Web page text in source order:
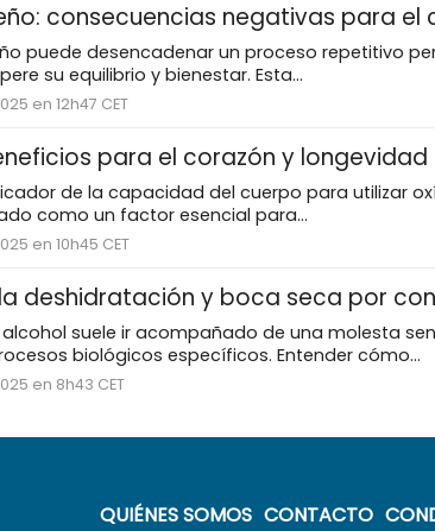
consecuencias negativas para el
puede desencadenar un proceso repetitivo
su equilibrio y bienestar. Esta...
en 12h47 CET
para el corazón y
de la capacidad del cuerpo para utilizar
como un factor esencial para...
en 10h45 CET
deshidratación y boca seca por
alcohol suele ir acompañado de una molesta
biológicos específicos. Entender cómo...
en 8h43 CET
QUIÉNES SOMOS CONTACTO